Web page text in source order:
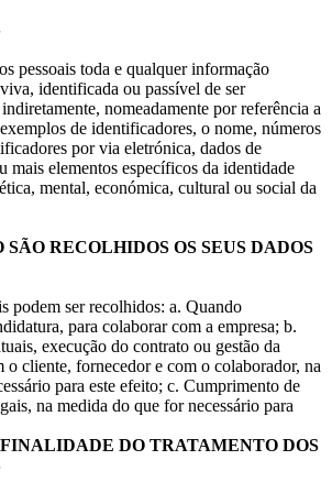
pessoais toda e qualquer informação
identificada ou passível de ser
nomeadamente por referência a
de identificadores, o nome, números
por via eletrónica, dados de
mais elementos específicos da identidade
mental, económica, cultural ou social da
RECOLHIDOS OS SEUS DADOS
podem ser recolhidos: a. Quando
para colaborar com a empresa; b.
execução do contrato ou gestão da
o cliente, fornecedor e com o colaborador, na
para este efeito; c. Cumprimento de
na medida do que for necessário para
DO TRATAMENTO DOS